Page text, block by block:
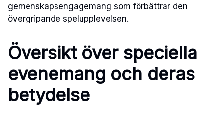
gemenskapsengagemang som förbättrar den
övergripande spelupplevelsen.
Översikt över speciella
evenemang och deras
betydelse